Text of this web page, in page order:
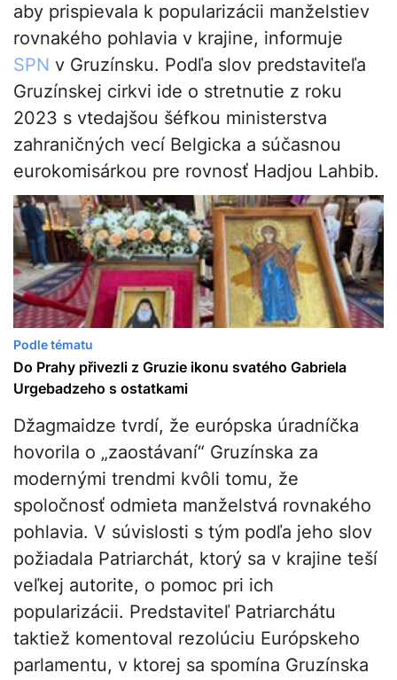
aby prispievala k popularizácii manželstiev
rovnakého pohlavia v krajine, informuje
SPN v Gruzínsku. Podľa slov predstaviteľa
Gruzínskej cirkvi ide o stretnutie z roku
2023 s vtedajšou šéfkou ministerstva
zahraničných vecí Belgicka a súčasnou
eurokomisárkou pre rovnosť Hadjou Lahbib.
Podle tématu
Do Prahy přivezli z Gruzie ikonu svatého Gabriela
Urgebadzeho s ostatkami
Džagmaidze tvrdí, že európska úradníčka
hovorila o „zaostávaní“ Gruzínska za
modernými trendmi kvôli tomu, že
spoločnosť odmieta manželstvá rovnakého
pohlavia. V súvislosti s tým podľa jeho slov
požiadala Patriarchát, ktorý sa v krajine teší
veľkej autorite, o pomoc pri ich
popularizácii. Predstaviteľ Patriarchátu
taktiež komentoval rezolúciu Európskeho
parlamentu, v ktorej sa spomína Gruzínska